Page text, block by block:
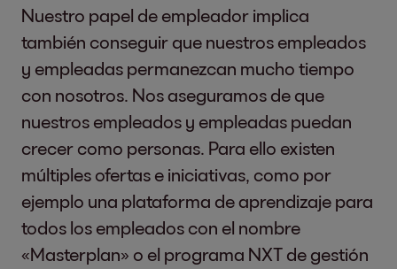
Nuestro papel de empleador implica
también conseguir que nuestros empleados
y empleadas permanezcan mucho tiempo
con nosotros. Nos aseguramos de que
nuestros empleados y empleadas puedan
crecer como personas. Para ello existen
múltiples ofertas e iniciativas, como por
ejemplo una plataforma de aprendizaje para
todos los empleados con el nombre
«Masterplan» o el programa NXT de gestión